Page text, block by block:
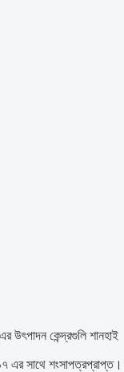
উৎপাদন কেন্দ্রগুলি শানহাই
এর সাথে শংসাপত্রপ্রাপ্ত।